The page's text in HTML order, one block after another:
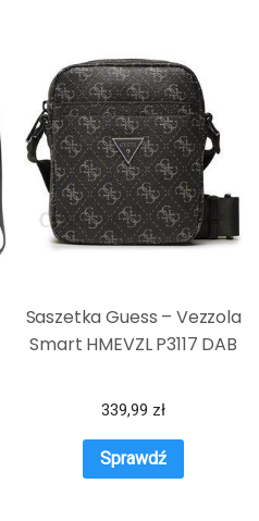
Saszetka Guess – Vezzola
Smart HMEVZL P3117 DAB
339,99 zł
Sprawdź